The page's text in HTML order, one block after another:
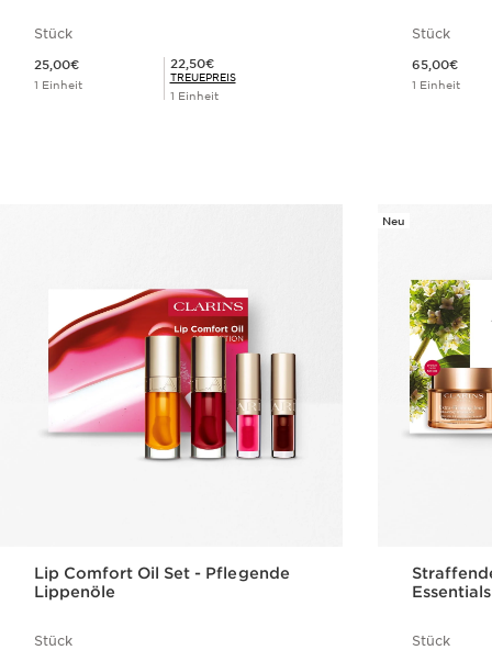
Stück
25,00€
1 Einheit
Mitgliederpreis 22,50€
22,50€
TREUEPREIS
1 Einheit
Stück
65,00€
1 Einheit
Lip Comfort Oil Set - Pflegende
Lippenöle
Stück
Neu
Essentials
Stück